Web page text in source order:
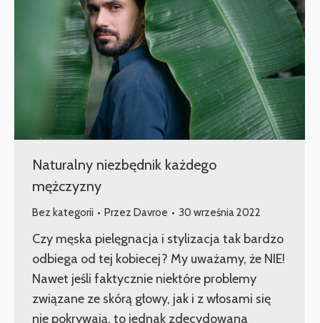
Naturalny niezbędnik każdego
mężczyzny
Bez kategorii Przez Davroe 30 września 2022
Czy męska pielęgnacja i stylizacja tak bardzo
odbiega od tej kobiecej? My uważamy, że NIE!
Nawet jeśli faktycznie niektóre problemy
związane ze skórą głowy, jak i z włosami się
nie pokrywają, to jednak zdecydowana